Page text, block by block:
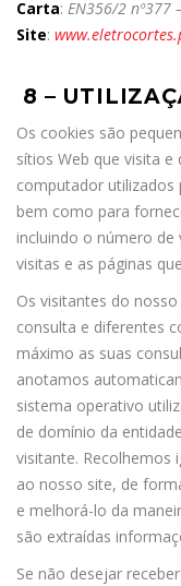
Carta: EN356/2 nº377
Site:
8 –
Os cookies são
sítios Web que visita
computador utilizados
bem como para
incluindo o número
visitas e as páginas
Os visitantes do
consulta e diferentes
máximo as suas
anotamos
sistema operativo
de domínio da
visitante. Recolhemos
ao nosso site, de
e melhorá-lo da
são extraídas
Se não desejar